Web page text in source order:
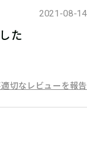
2021-08-14
た
切なレビューを報告